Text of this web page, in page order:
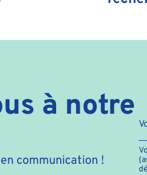
à notre
communication !